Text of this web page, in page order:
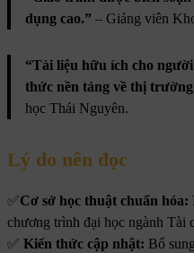
dụng cao.” – Giảng viên
“Tài liệu hữu ích cho
thức nền tảng về thị
học Thái Nguyên.
Lý do nên đọc
✅Cơ sở học thuật chuẩn hóa:
chương trình đại học ngành Tài
✅ Kiến thức cập nhật: Bổ